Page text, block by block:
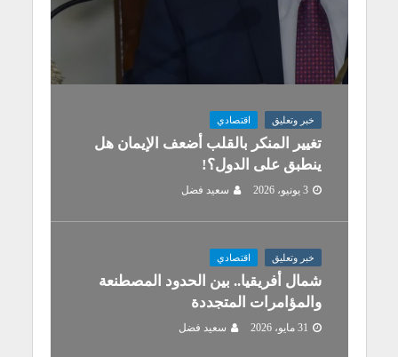
خبر وتعليق اقتصادي
تغيير المنكر بالقلب أضعف الإيمان هل
ينطبق على الدول؟!
3 يونيو، 2026 سعيد فضل
خبر وتعليق اقتصادي
شمال أفريقيا.. بين الحدود المصطنعة
والمؤامرات المتجددة
31 مايو، 2026 سعيد فضل